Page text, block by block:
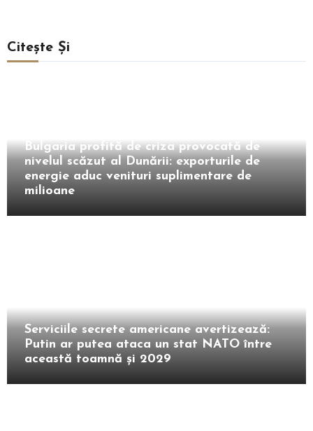
Citește Și
Bulgaria profită de criza provocată de
nivelul scăzut al Dunării: exporturile de
energie aduc venituri suplimentare de
milioane
Serviciile secrete americane avertizează:
Putin ar putea ataca un stat NATO între
această toamnă și 2029